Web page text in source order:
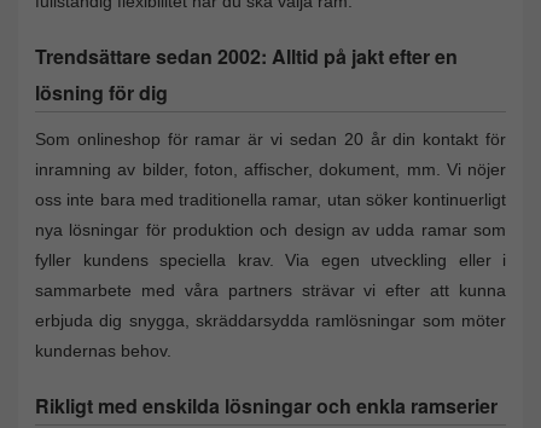
Trendsättare sedan 2002: Alltid på jakt efter en
lösning för dig
Som onlineshop för ramar är vi sedan 20 år din kontakt för
inramning av bilder, foton, affischer, dokument, mm. Vi nöjer
oss inte bara med traditionella ramar, utan söker kontinuerligt
nya lösningar för produktion och design av udda ramar som
fyller kundens speciella krav. Via egen utveckling eller i
sammarbete med våra partners strävar vi efter att kunna
erbjuda dig snygga, skräddarsydda ramlösningar som möter
kundernas behov.
Rikligt med enskilda lösningar och enkla ramserier